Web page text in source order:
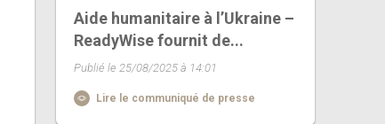
Aide humanitaire à l’Ukraine –
ReadyWise fournit de...
Publié le 25/08/2025 à 14:01
Lire le communiqué de presse